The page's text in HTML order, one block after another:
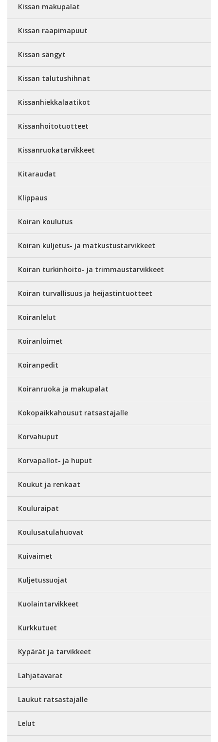
Kissan makupalat
Kissan raapimapuut
Kissan sängyt
Kissan talutushihnat
Kissanhiekkalaatikot
Kissanhoitotuotteet
Kissanruokatarvikkeet
Kitaraudat
Klippaus
Koiran koulutus
Koiran kuljetus- ja matkustustarvikkeet
Koiran turkinhoito- ja trimmaustarvikkeet
Koiran turvallisuus ja heijastintuotteet
Koiranlelut
Koiranloimet
Koiranpedit
Koiranruoka ja makupalat
Kokopaikkahousut ratsastajalle
Korvahuput
Korvapallot- ja huput
Koukut ja renkaat
Kouluraipat
Koulusatulahuovat
Kuivaimet
Kuljetussuojat
Kuolaintarvikkeet
Kurkkutuet
Kypärät ja tarvikkeet
Lahjatavarat
Laukut ratsastajalle
Lelut